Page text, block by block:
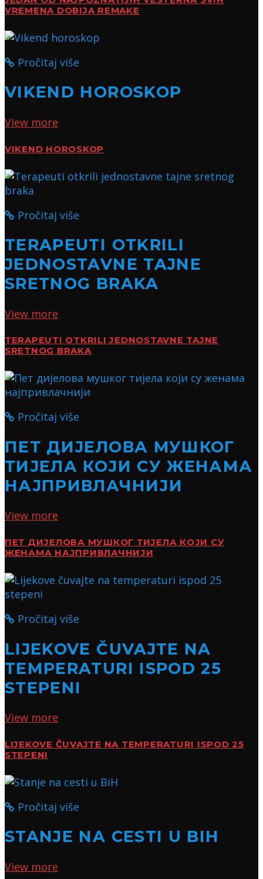
VREMENA DOBIJA REMAKE
Pročitaj više
VIKEND HOROSKOP
View more
VIKEND HOROSKOP
Pročitaj više
TERAPEUTI OTKRILI
JEDNOSTAVNE TAJNE
SRETNOG BRAKA
View more
TERAPEUTI OTKRILI JEDNOSTAVNE TAJNE
SRETNOG BRAKA
Pročitaj više
ПЕТ ДИЈЕЛОВА МУШКОГ
ТИЈЕЛА КОЈИ СУ ЖЕНАМА
НАЈПРИВЛАЧНИЈИ
View more
ПЕТ ДИЈЕЛОВА МУШКОГ ТИЈЕЛА КОЈИ СУ
ЖЕНАМА НАЈПРИВЛАЧНИЈИ
Pročitaj više
LIJEKOVE ČUVAJTE NA
TEMPERATURI ISPOD 25
STEPENI
View more
LIJEKOVE ČUVAJTE NA TEMPERATURI ISPOD 25
STEPENI
Pročitaj više
STANJE NA CESTI U BIH
View more